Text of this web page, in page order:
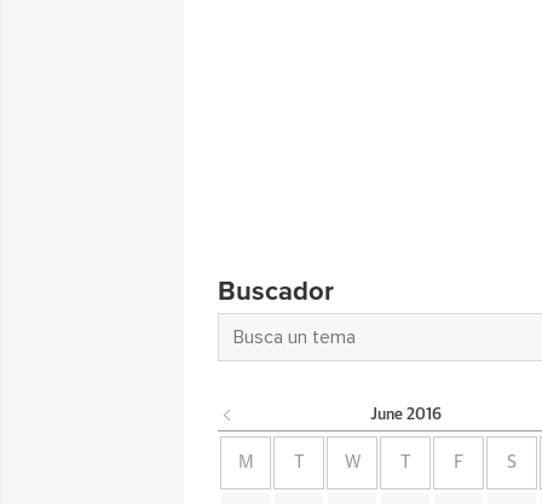
Buscador
June 2016
M W F S